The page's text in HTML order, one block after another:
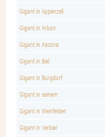
Gigant in Appenzell
Gigant in Arbon
Gigant in Ascona
Gigant in Biel
Gigant in Burgdorf
Gigant in seinem
Gigant in Weinfelden
Gigant in Verbier